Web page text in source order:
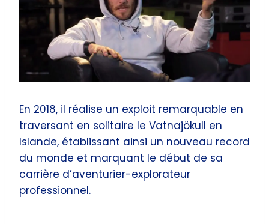
En 2018, il réalise un exploit remarquable en
traversant en solitaire le Vatnajökull en
Islande, établissant ainsi un nouveau record
du monde et marquant le début de sa
carrière d’aventurier-explorateur
professionnel.